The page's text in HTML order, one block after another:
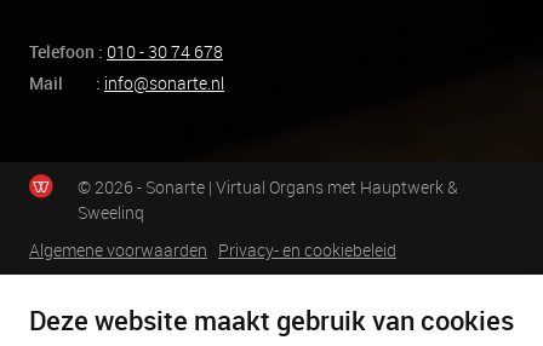
Telefoon : 010 - 30 74 678
Mail : info@sonarte.nl
© 2026 - Sonarte | Virtual Organs met Hauptwerk &
Sweelinq
Algemene voorwaarden Privacy- en cookiebeleid
Deze website maakt gebruik van cookies